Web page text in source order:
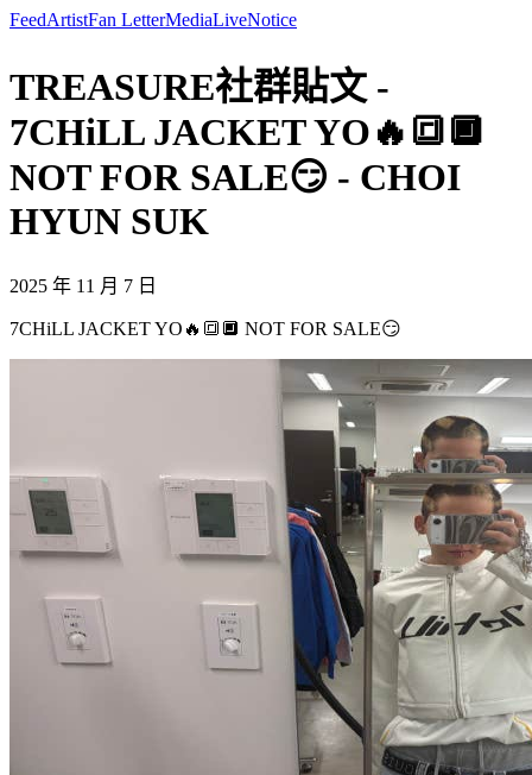
FeedArtistFan LetterMediaLiveNotice
TREASURE社群貼文 -
7CHiLL JACKET YO🔥🔳🔲
NOT FOR SALE😏 - CHOI
HYUN SUK
2025 年 11 月 7 日
7CHiLL JACKET YO🔥🔳🔲 NOT FOR SALE😏